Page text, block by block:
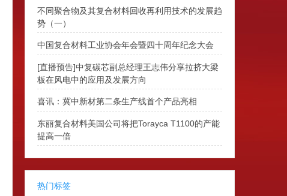
不同聚合物及其复合材料回收再利用技术的发展趋
势（一）
中国复合材料工业协会年会暨四十周年纪念大会
[直播预告]中复碳芯副总经理王志伟分享拉挤大梁
板在风电中的应用及发展方向
喜讯：冀中新材第二条生产线首个产品亮相
东丽复合材料美国公司将把Torayca T1100的产能
提高一倍
热门标签